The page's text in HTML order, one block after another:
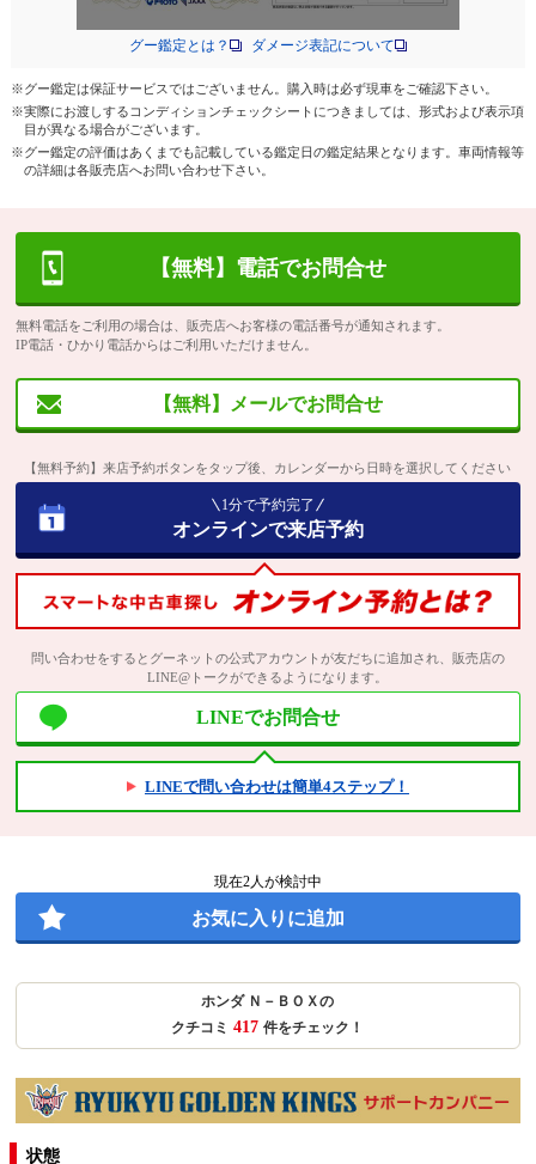
グー鑑定とは？ ダメージ表記について
※グー鑑定は保証サービスではございません。購入時は必ず現車をご確認下さい。
※実際にお渡しするコンディションチェックシートにつきましては、形式および表示項
目が異なる場合がございます。
※グー鑑定の評価はあくまでも記載している鑑定日の鑑定結果となります。車両情報等
の詳細は各販売店へお問い合わせ下さい。
【無料】電話でお問合せ
無料電話をご利用の場合は、販売店へお客様の電話番号が通知されます。
IP電話・ひかり電話からはご利用いただけません。
【無料】メールでお問合せ
【無料予約】来店予約ボタンをタップ後、カレンダーから日時を選択してください
1分で予約完了
オンラインで来店予約
問い合わせをするとグーネットの公式アカウントが友だちに追加され、販売店の
LINE@トークができるようになります。
LINEでお問合せ
LINEで問い合わせは簡単4ステップ！
現在2人が検討中
お気に入りに追加
ホンダ Ｎ－ＢＯＸの
クチコミ 417 件をチェック！
状態